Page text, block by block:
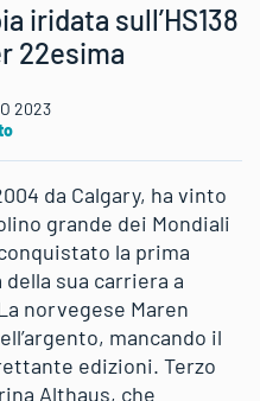
iridata sull’HS138
22esima
2023
da Calgary, ha vinto
grande dei Mondiali
la prima
sua carriera a
norvegese Maren
mancando il
edizioni. Terzo
Althaus, che